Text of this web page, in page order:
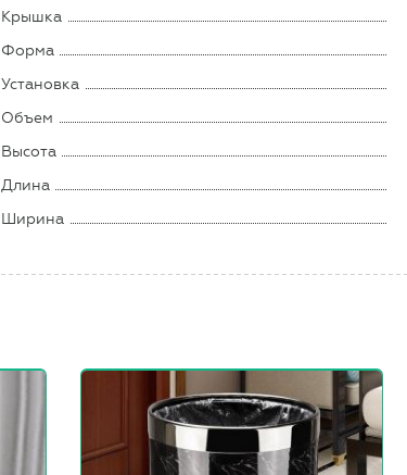
Крышка
Форма
Установка
Объем
Высота
Длина
Ширина